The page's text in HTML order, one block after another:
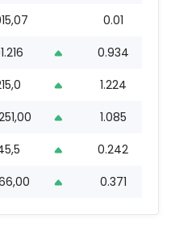
0.01
0.934
1.224
1.085
0.242
0.371